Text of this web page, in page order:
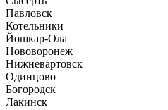
Павловск
Котельники
Йошкар-Ола
Нововоронеж
Нижневартовск
Одинцово
Богородск
Лакинск